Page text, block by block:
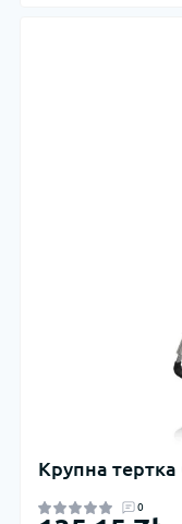
Крупна тертка
0